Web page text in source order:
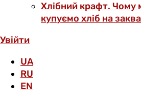
Хлібний крафт. Чому
купуємо хліб на
Увійти
UA
RU
EN